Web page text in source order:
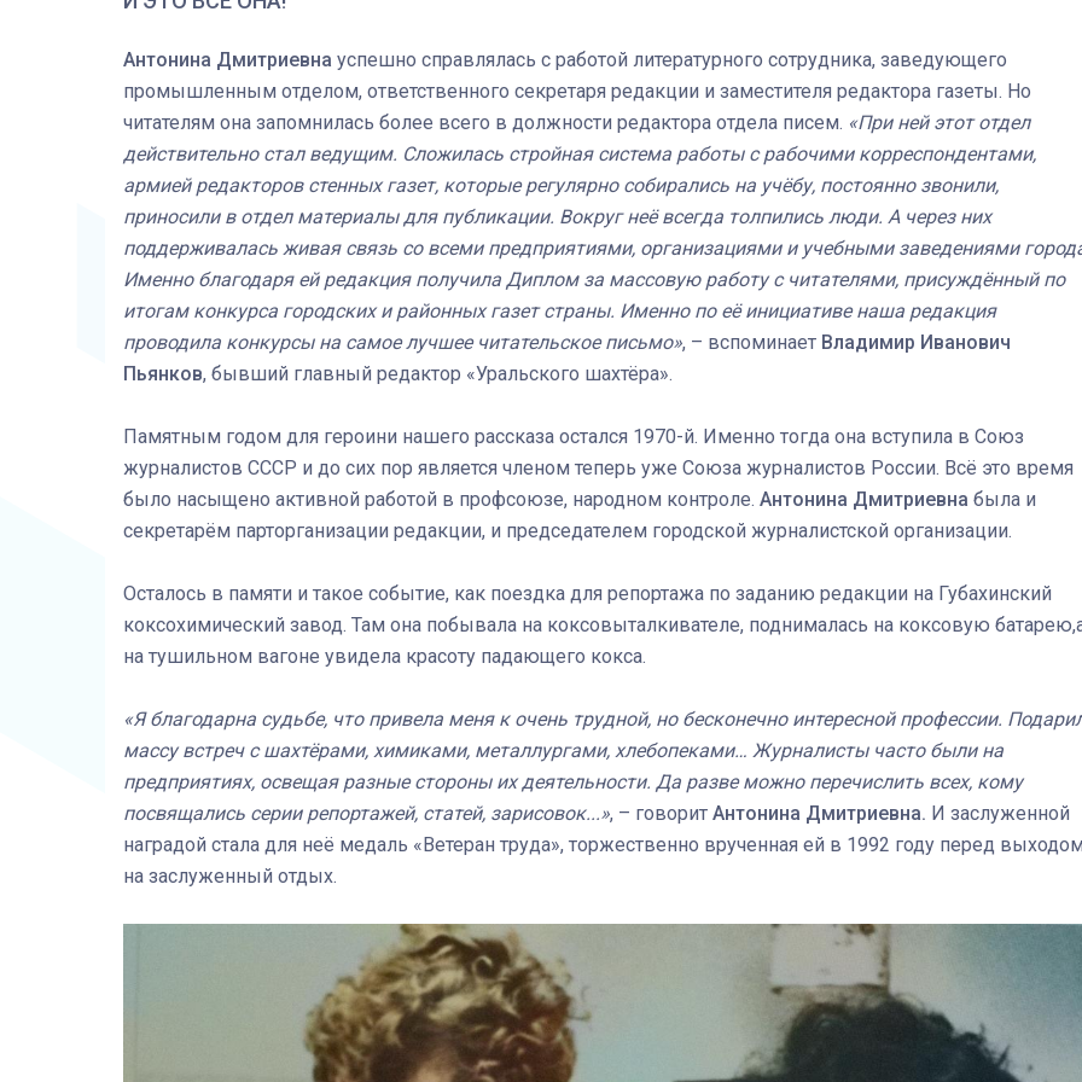
Антонина Дмитриевна успешно справлялась с работой литературного сотрудника, заведующего
промышленным отделом, ответственного секретаря редакции и заместителя редактора газеты. Но
читателям она запомнилась более всего в должности редактора отдела писем. «При ней этот отдел
действительно стал ведущим. Сложилась стройная система работы с рабочими корреспондентами,
армией редакторов стенных газет, которые регулярно собирались на учёбу, постоянно звонили,
приносили в отдел материалы для публикации. Вокруг неё всегда толпились люди. А через них
поддерживалась живая связь со всеми предприятиями, организациями и учебными заведениями
Именно благодаря ей редакция получила Диплом за массовую работу с читателями, присуждённый по
итогам конкурса городских и районных газет страны. Именно по её инициативе наша редакция
проводила конкурсы на самое лучшее читательское письмо», – вспоминает Владимир Иванович
Пьянков, бывший главный редактор «Уральского шахтёра».
Памятным годом для героини нашего рассказа остался 1970-й. Именно тогда она вступила в Союз
журналистов СССР и до сих пор является членом теперь уже Союза журналистов России. Всё это время
было насыщено активной работой в профсоюзе, народном контроле. Антонина Дмитриевна была и
секретарём парторганизации редакции, и председателем городской журналистской организации.
Осталось в памяти и такое событие, как поездка для репортажа по заданию редакции на Губахинский
коксохимический завод. Там она побывала на коксовыталкивателе, поднималась на коксовую
на тушильном вагоне увидела красоту падающего кокса.
«Я благодарна судьбе, что привела меня к очень трудной, но бесконечно интересной профессии.
массу встреч с шахтёрами, химиками, металлургами, хлебопеками… Журналисты часто были на
предприятиях, освещая разные стороны их деятельности. Да разве можно перечислить всех, кому
посвящались серии репортажей, статей, зарисовок...», – говорит Антонина Дмитриевна. И заслуженной
наградой стала для неё медаль «Ветеран труда», торжественно врученная ей в 1992 году перед
на заслуженный отдых.